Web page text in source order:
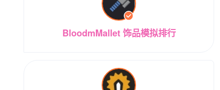
BloodmMallet 饰品模拟排行